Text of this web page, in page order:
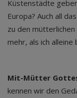
Küstenstädte
Europa? Auch all
zu den
mehr, als ich
Mit-Mütter
kennen wir den